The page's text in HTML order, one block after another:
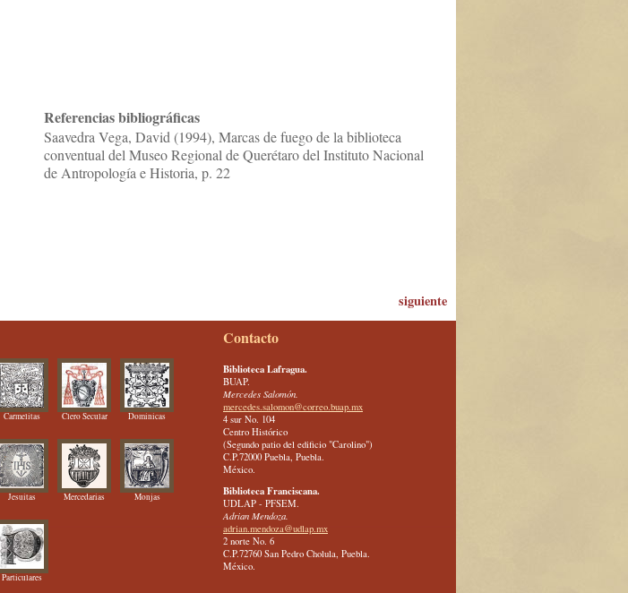
Referencias bibliográficas
Saavedra Vega, David (1994), Marcas de fuego de la biblioteca
conventual del Museo Regional de Querétaro del Instituto Nacional
de Antropología e Historia, p. 22
siguiente
Carmelitas Clero Secular Dominicas
Jesuitas Mercedarias Monjas
Particulares
Contacto
Biblioteca Lafragua.
BUAP.
Mercedes Salomón.
mercedes.salomon@correo.buap.mx
4 sur No. 104
Centro Histórico
(Segundo patio del edificio "Carolino")
C.P.72000 Puebla, Puebla.
México.
Biblioteca Franciscana.
UDLAP - PFSEM.
Adrian Mendoza.
adrian.mendoza@udlap.mx
2 norte No. 6
C.P.72760 San Pedro Cholula, Puebla.
México.